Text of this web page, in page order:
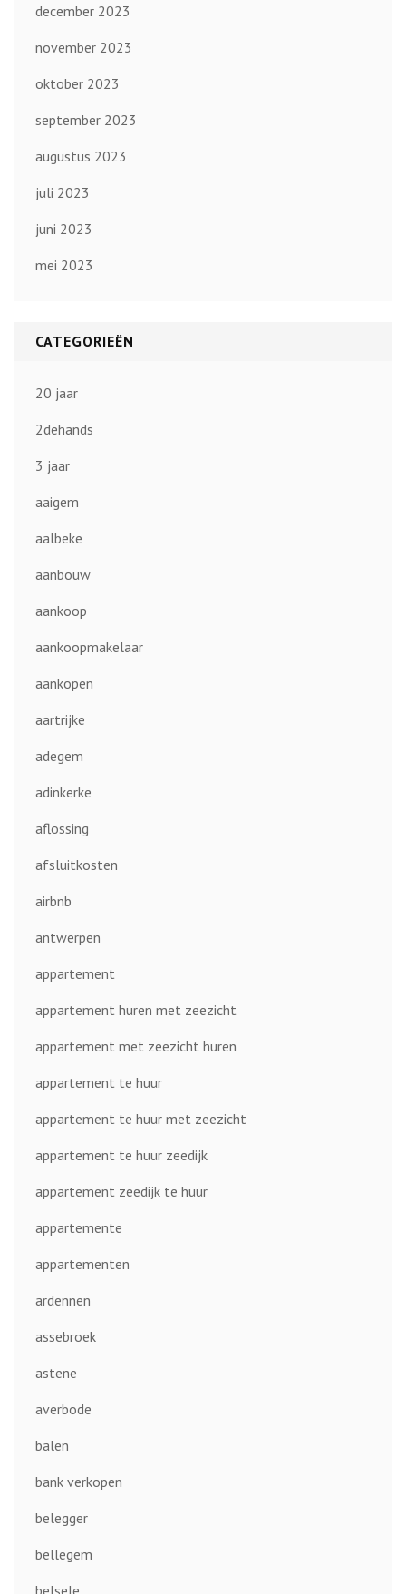
december 2023
november 2023
oktober 2023
september 2023
augustus 2023
juli 2023
juni 2023
mei 2023
CATEGORIEËN
20 jaar
2dehands
3 jaar
aaigem
aalbeke
aanbouw
aankoop
aankoopmakelaar
aankopen
aartrijke
adegem
adinkerke
aflossing
afsluitkosten
airbnb
antwerpen
appartement
appartement huren met zeezicht
appartement met zeezicht huren
appartement te huur
appartement te huur met zeezicht
appartement te huur zeedijk
appartement zeedijk te huur
appartemente
appartementen
ardennen
assebroek
astene
averbode
balen
bank verkopen
belegger
bellegem
belsele